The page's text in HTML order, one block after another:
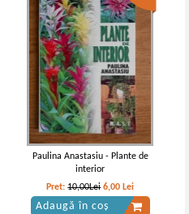
Paulina Anastasiu - Plante de
interior
Pret:10,00Lei 6,00 Lei
Adaugă în coș